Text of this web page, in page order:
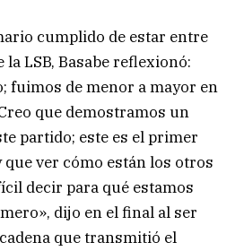
cumplido de estar entre
LSB, Basabe reflexionó:
fuimos de menor a mayor en
que demostramos un
partido; este es el primer
ver cómo están los otros
decir para qué estamos
dijo en el final al ser
que transmitió el